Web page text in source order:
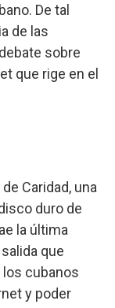
De tal
de las
sobre
que rige en el
Caridad, una
duro de
la última
que
cubanos
y poder